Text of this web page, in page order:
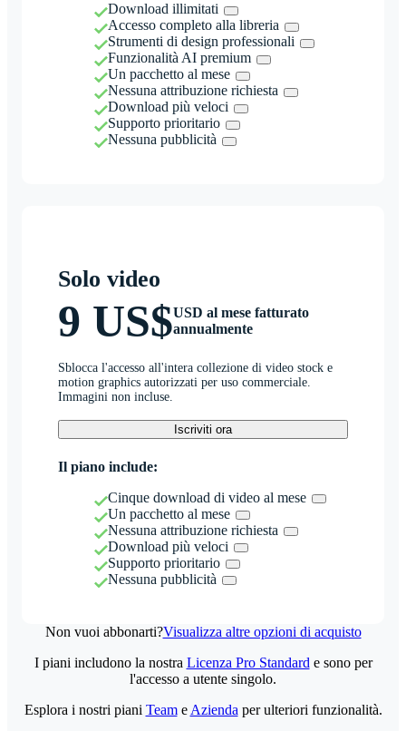
Download illimitati
Accesso completo alla libreria
Strumenti di design professionali
Funzionalità AI premium
Un pacchetto al mese
Nessuna attribuzione richiesta
Download più veloci
Supporto prioritario
Nessuna pubblicità
Solo video
9 US$USD al mese fatturato
annualmente
Sblocca l'accesso all'intera collezione di video stock e
motion graphics autorizzati per uso commerciale.
Immagini non incluse.
Iscriviti ora
Il piano include:
Cinque download di video al mese
Un pacchetto al mese
Nessuna attribuzione richiesta
Download più veloci
Supporto prioritario
Nessuna pubblicità
Non vuoi abbonarti?Visualizza altre opzioni di acquisto
I piani includono la nostra Licenza Pro Standard e sono per
l'accesso a utente singolo.
Esplora i nostri piani Teame Azienda per ulteriori funzionalità.